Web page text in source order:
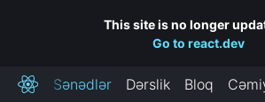
This site is no longer
Go to react.dev
ReactSənədlər Dərslik Bloq